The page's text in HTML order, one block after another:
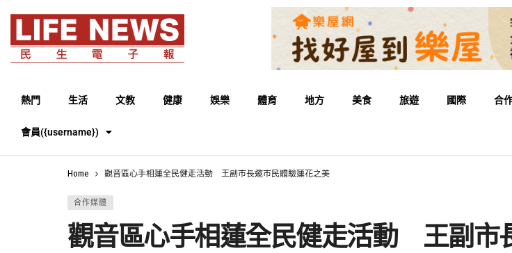
熱門 生活 文教 健康 娛樂 體育 地方 美食 旅遊 國際 合
會員({username})
Home 觀音區心手相蓮全民健走活動 王副市長邀市民體驗蓮花之美
合作媒體
觀音區心手相蓮全民健走活動 王副市